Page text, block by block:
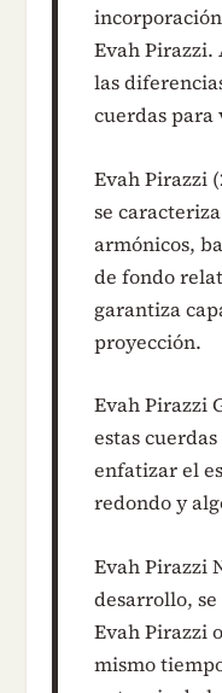
Evah Pirazzi.
las
cuerdas para
Evah Pirazzi
se
armónicos,
de fondo
garantiza
proyección.
Evah Pirazzi
estas
enfatizar el
redondo y
Evah Pirazzi
desarrollo,
Evah Pirazzi
mismo